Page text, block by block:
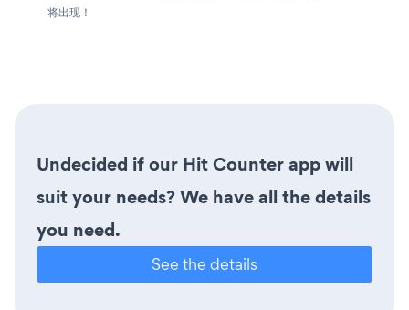
将出现！
Undecided if our Hit Counter app will
suit your needs? We have all the details
you need.
See the details